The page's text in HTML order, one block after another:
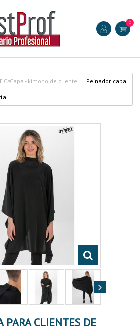
0
Capa - kimono de cliente Peinador, capa
PARA CLIENTES DE